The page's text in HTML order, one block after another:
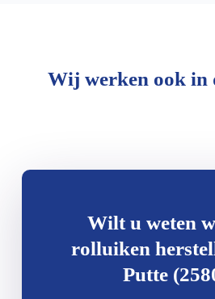
Wij werken ook in
Wilt u weten
rolluiken
Putte